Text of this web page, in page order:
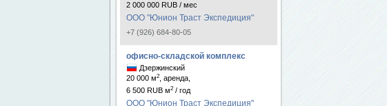
2 000 000 RUB / мес
ООО "Юнион Траст Экспедиция"
+7 (926) 684-80-05
офисно-складской комплекс
Дзержинский
20 000 м2
, аренда,
6 500 RUB м2 / год
ООО "Юнион Траст Экспедиция"